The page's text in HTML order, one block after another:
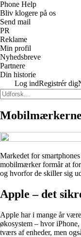
Phone Help
Bliv klogere på os
Send mail
PR
Reklame
Min profil
Nyhedsbreve
Partnere
Din historie
Log indRegistrér dig
Markedet for
mobilmærker formår at
og hvorfor de skiller sig
Apple – det
Apple har i mange år
økosystem – hvor
tværs af enheder, men